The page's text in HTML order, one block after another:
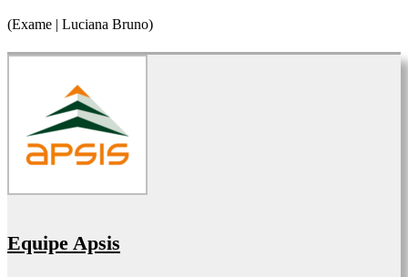
(Exame | Luciana Bruno)
Equipe Apsis